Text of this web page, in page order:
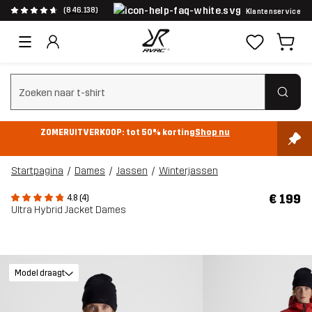
(846.138) Klantenservice
Zoeken wissen
ZOMERUITVERKOOP: tot 50% kortingShop nu
Startpagina Dames Jassen Winterjassen
4.8 (4)
Ultra Hybrid Jacket Dames
€ 199
Model draagt